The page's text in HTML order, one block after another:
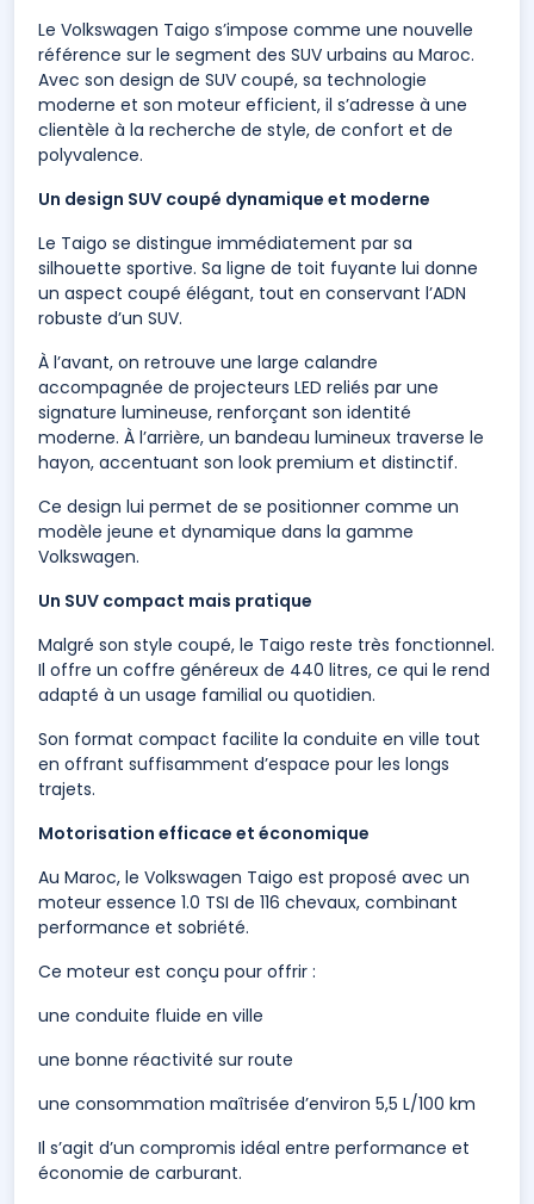
Le Volkswagen Taigo s’impose comme une nouvelle
référence sur le segment des SUV urbains au Maroc.
Avec son design de SUV coupé, sa technologie
moderne et son moteur efficient, il s’adresse à une
clientèle à la recherche de style, de confort et de
polyvalence.
Un design SUV coupé dynamique et moderne
Le Taigo se distingue immédiatement par sa
silhouette sportive. Sa ligne de toit fuyante lui donne
un aspect coupé élégant, tout en conservant l’ADN
robuste d’un SUV.
À l’avant, on retrouve une large calandre
accompagnée de projecteurs LED reliés par une
signature lumineuse, renforçant son identité
moderne. À l’arrière, un bandeau lumineux traverse le
hayon, accentuant son look premium et distinctif.
Ce design lui permet de se positionner comme un
modèle jeune et dynamique dans la gamme
Volkswagen.
Un SUV compact mais pratique
Malgré son style coupé, le Taigo reste très fonctionnel.
Il offre un coffre généreux de 440 litres, ce qui le rend
adapté à un usage familial ou quotidien.
Son format compact facilite la conduite en ville tout
en offrant suffisamment d’espace pour les longs
trajets.
Motorisation efficace et économique
Au Maroc, le Volkswagen Taigo est proposé avec un
moteur essence 1.0 TSI de 116 chevaux, combinant
performance et sobriété.
Ce moteur est conçu pour offrir :
une conduite fluide en ville
une bonne réactivité sur route
une consommation maîtrisée d’environ 5,5 L/100 km
Il s’agit d’un compromis idéal entre performance et
économie de carburant.